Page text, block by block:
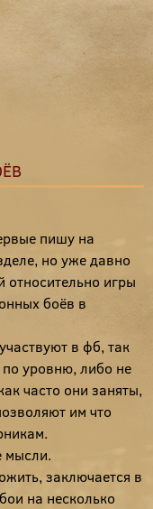
пишу на
но уже давно
относительно игры
боёв в
в фб, так
по уровню, либо не
часто они заняты,
им что
мысли.
заключается в
на несколько